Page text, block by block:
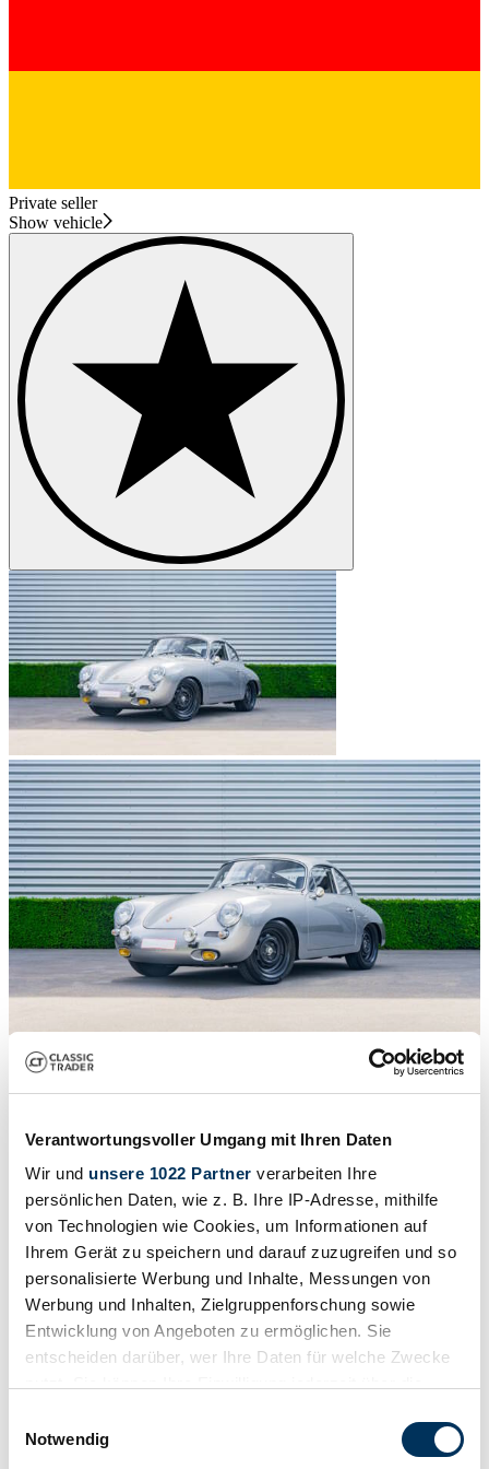
Verantwortungsvoller Umgang mit Ihren Daten
Wir und unsere 1022 Partner verarbeiten Ihre
persönlichen Daten, wie z. B. Ihre IP-Adresse, mithilfe
von Technologien wie Cookies, um Informationen auf
Ihrem Gerät zu speichern und darauf zuzugreifen und so
personalisierte Werbung und Inhalte, Messungen von
Werbung und Inhalten, Zielgruppenforschung sowie
Entwicklung von Angeboten zu ermöglichen. Sie
entscheiden darüber, wer Ihre Daten für welche Zwecke
Trigger Symbol ändern oder widerrufen
Notwendig
Private seller
Show vehicle
/40
1964 | Porsche 356 C 1600
$244,122